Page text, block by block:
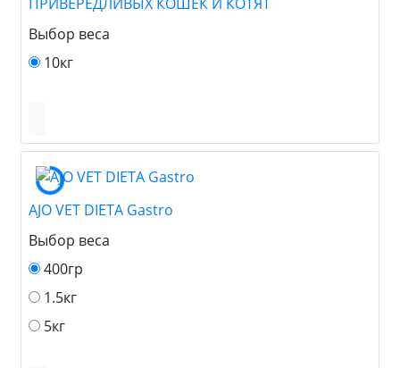
Выбор веса
10кг
AJO VET DIETA Gastro
Выбор веса
400гр
1.5кг
5кг